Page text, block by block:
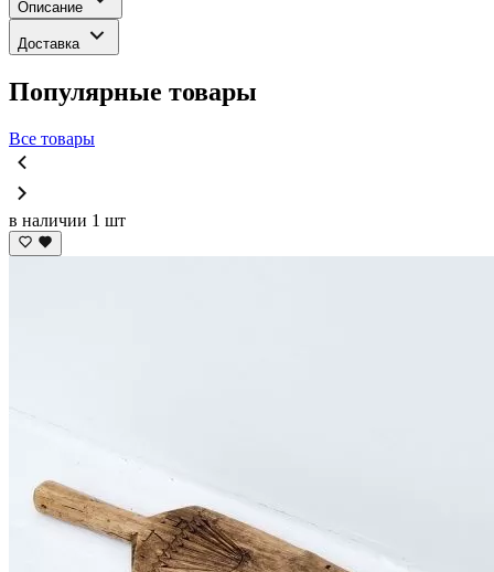
Описание
Доставка
Популярные товары
Все товары
в наличии 1 шт